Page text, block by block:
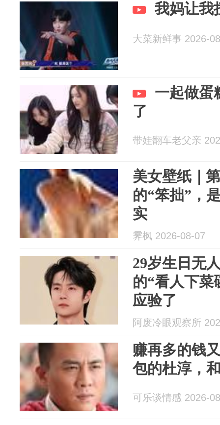
我妈让我
大菜新鲜事 2026-
一起做蛋
了
带娃翻车老父亲
美女壁纸｜
的“笨拙”，
实
霁枫 2026-08-07
29岁生日无
的“看人下菜
应验了
阿废冷眼观察所
赚再多的钱
包的杜淳，
可乐谈情感 2026-